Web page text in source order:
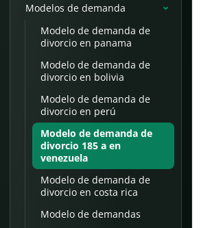
Modelos de demanda ›
Modelo de demanda de
divorcio en panama
Modelo de demanda de
divorcio en bolivia
Modelo de demanda de
divorcio en perú
Modelo de demanda de
divorcio 185 a en
venezuela
Modelo de demanda de
divorcio en costa rica
Modelo de demandas